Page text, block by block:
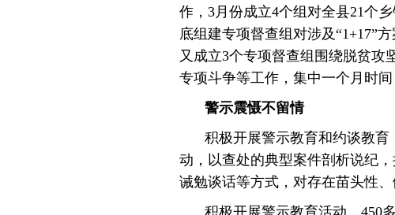
作，3月份成立4个组对全县21个
底组建专项督查组对涉及“1+17”
又成立3个专项督查组围绕脱贫攻
专项斗争等工作，集中一个月时
警示震慑不留情
积极开展警示教育和约谈教
动，以查处的典型案件剖析说纪
诫勉谈话等方式，对存在苗头性
积极开展警示教育活动，450